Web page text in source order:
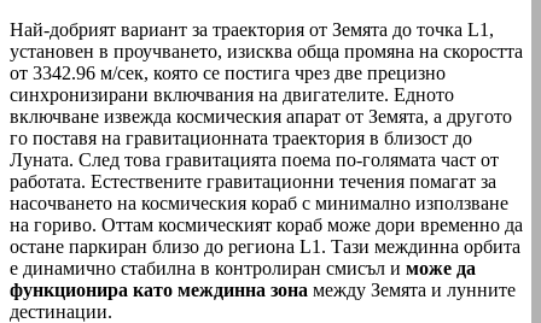
Най-добрият вариант за траектория от Земята до точка L1,
установен в проучването, изисква обща промяна на скоростта
от 3342.96 м/сек, която се постига чрез две прецизно
синхронизирани включвания на двигателите. Едното
включване извежда космическия апарат от Земята, а другото
го поставя на гравитационната траектория в близост до
Луната. След това гравитацията поема по-голямата част от
работата. Естествените гравитационни течения помагат за
насочването на космическия кораб с минимално използване
на гориво. Оттам космическият кораб може дори временно да
остане паркиран близо до региона L1. Тази междинна орбита
е динамично стабилна в контролиран смисъл и може да
функционира като междинна зона между Земята и лунните
дестинации.